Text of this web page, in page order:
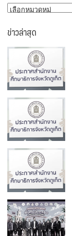
หมวด
ข่าวล่าสุด